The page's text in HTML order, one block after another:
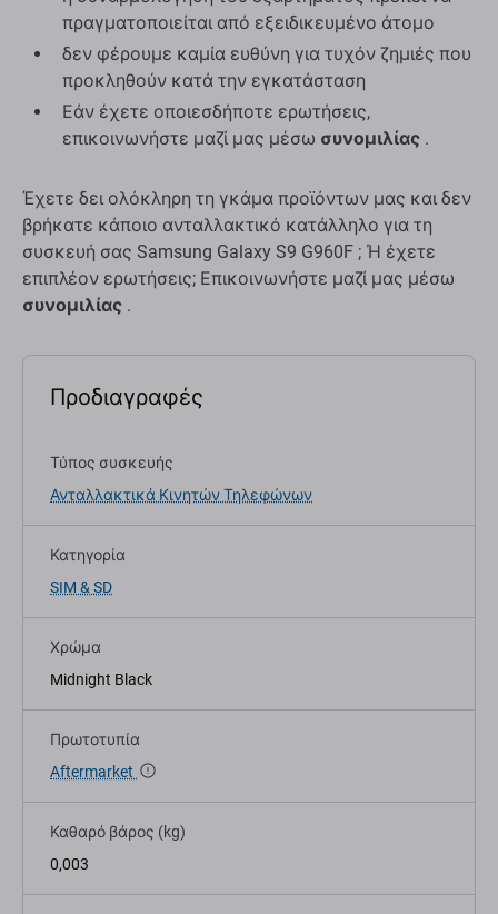
πραγματοποιείται από εξειδικευμένο άτομο
δεν φέρουμε καμία ευθύνη για τυχόν ζημιές που
προκληθούν κατά την εγκατάσταση
Εάν έχετε οποιεσδήποτε ερωτήσεις,
επικοινωνήστε μαζί μας μέσω συνομιλίας .
Έχετε δει ολόκληρη τη γκάμα προϊόντων μας και δεν
βρήκατε κάποιο ανταλλακτικό κατάλληλο για τη
συσκευή σας Samsung Galaxy S9 G960F ; Ή έχετε
επιπλέον ερωτήσεις; Επικοινωνήστε μαζί μας μέσω
συνομιλίας .
Προδιαγραφές
Τύπος συσκευής
Ανταλλακτικά Κινητών Τηλεφώνων
Κατηγορία
SIM & SD
Χρώμα
Midnight Black
Πρωτοτυπία
Aftermarket
Καθαρό βάρος (kg)
0,003